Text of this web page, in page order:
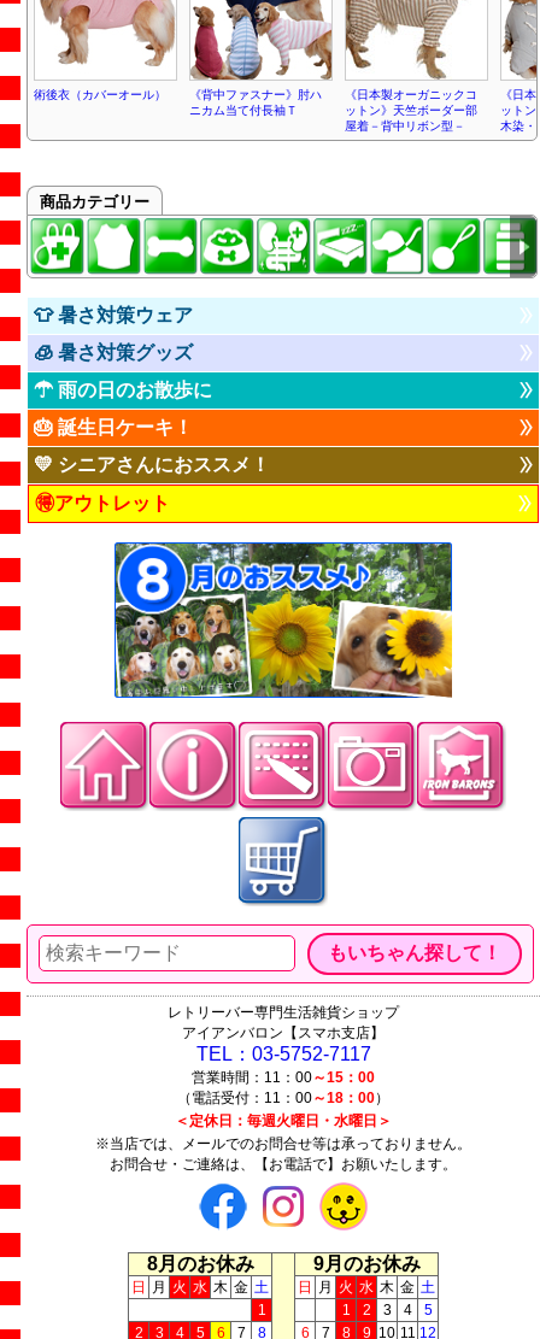
術後衣（カバーオール）
《背中ファスナー》肘ハ
ニカム当て付長袖Ｔ
《日本製オーガニックコ
ットン》天竺ボーダー部
屋着－背中リボン型－
《日
ットン
木染・
商品カテゴリー
👕 暑さ対策ウェア
🧊 暑さ対策グッズ
☂ 雨の日のお散歩に
🎂 誕生日ケーキ！
💛 シニアさんにおススメ！
🉐アウトレット
レトリーバー専門生活雑貨ショップ
アイアンバロン【スマホ支店】
TEL：03-5752-7117
営業時間：11：00～15：00
（電話受付：11：00～18：00）
＜定休日：毎週火曜日・水曜日＞
※当店では、メールでのお問合せ等は承っておりません。
お問合せ・ご連絡は、【お電話で】お願いたします。
8月のお休み 9月のお休み
日 月 火 水 木 金 土 日 月 火 水 木 金 土
1
1 2 3 4
5
2
3 4 5 6 7 8 6 7 8 9 10 11 12